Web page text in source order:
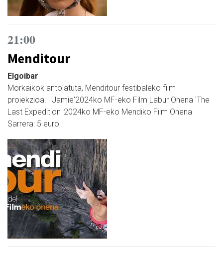
21:00
Menditour
Elgoibar
Morkaikok antolatuta, Menditour festibaleko film
proiekzioa. 'Jamie'2024ko MF-eko Film Labur Onena 'The
Last Expedition' 2024ko MF-eko Mendiko Film Onena
Sarrera: 5 euro